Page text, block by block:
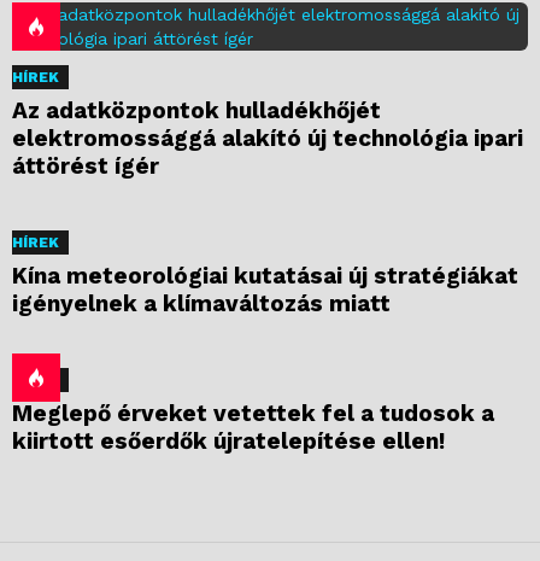
HÍREK
Az adatközpontok hulladékhőjét
elektromossággá alakító új technológia ipari
áttörést ígér
HÍREK
Kína meteorológiai kutatásai új stratégiákat
igényelnek a klímaváltozás miatt
HÍREK
Meglepő érveket vetettek fel a tudosok a
kiirtott esőerdők újratelepítése ellen!